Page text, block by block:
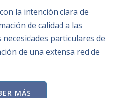
la intención clara de
de calidad a las
particulares de
de una extensa red de
MÁS